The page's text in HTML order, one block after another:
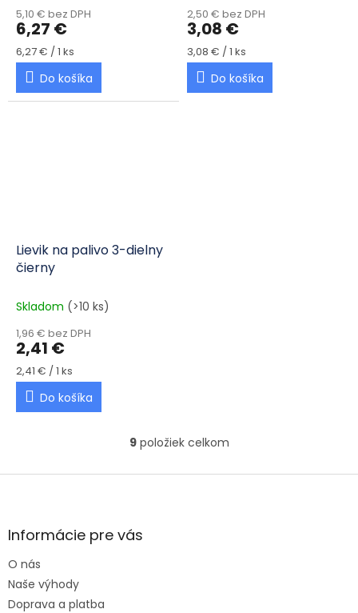
5,10 € bez DPH
6,27 €
Jednotková cena:
6,27 € / 1 ks
Do košíka
2,50 € bez DPH
3,08 €
Jednotková cena:
3,08 € / 1 ks
Do košíka
Lievik na palivo 3-dielny
čierny
Skladom (>10 ks)
1,96 € bez DPH
2,41 €
Jednotková cena:
2,41 € / 1 ks
Do košíka
Ovládacie prvky výpisu
9položiek celkom
Zápätie
Informácie pre vás
O nás
Naše výhody
Doprava a platba